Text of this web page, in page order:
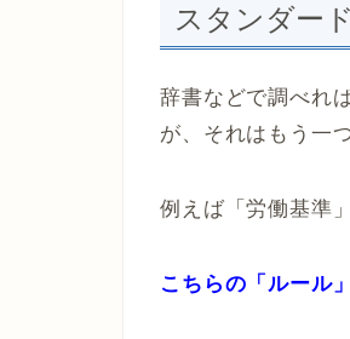
スタンダー
辞書などで調べれ
が、それはもう一
例えば「労働基準
こちらの「ルール